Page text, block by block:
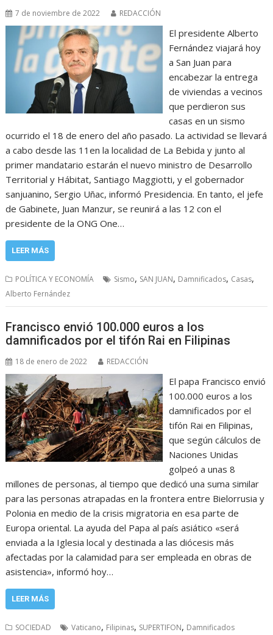
7 de noviembre de 2022 REDACCIÓN
El presidente Alberto
Fernández viajará hoy
a San Juan para
encabezar la entrega
de viviendas a vecinos
que perdieron sus
casas en un sismo
ocurrido el 18 de enero del año pasado. La actividad se llevará
a cabo desde las 11en la localidad de La Bebida y junto al
primer mandatario estarán el nuevo ministro de Desarrollo
Territorial y Hábitat, Santiago Maggiotti, y el gobernador
sanjuanino, Sergio Uñac, informó Presidencia. En tanto, el jefe
de Gabinete, Juan Manzur, se reunirá a las 12 con el
presidente de la ONG One…
LEER MÁS
POLÍTICA Y ECONOMÍA Sismo, SAN JUAN, Damnificados, Casas,
Alberto Fernández
Francisco envió 100.000 euros a los
damnificados por el tifón Rai en Filipinas
18 de enero de 2022 REDACCIÓN
El papa Francisco envió
100.000 euros a los
damnificados por el
tifón Rai en Filipinas,
que según cálculos de
Naciones Unidas
golpeó a unas 8
millones de personas, al tiempo que dedicó una suma similar
para las personas atrapadas en la frontera entre Bielorrusia y
Polonia en medio de la crisis migratoria en esa parte de
Europa oriental. La ayuda del Papa al país asiático «será
enviada a la Iglesia local y destinada a las diócesis más
afectadas por la calamidad para ser empleada en obras de
asistencia», informó hoy…
LEER MÁS
SOCIEDAD Vaticano, Filipinas, SUPERTIFON, Damnificados